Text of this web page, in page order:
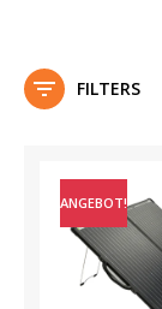
FILTERS
ANGEBOT!